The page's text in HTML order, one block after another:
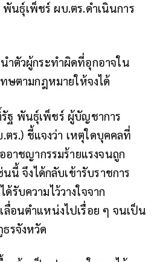
นธุ์เพ็ชร์ ผบ.ตร.ดำเนินการ
ำตัวผู้กระทำผิดที่อุกอาจใน
ษตามกฎหมายให้จงได้
ฐ พันธุ์เพ็ชร์ ผู้บัญชาการ
ตร.) ชี้แจงว่า เหตุใดบุคคลที่
อาชญากรรมร้ายแรงจนถูก
นี้ จึงได้กลับเข้ารับราชการ
รับความไว้วางใจจาก
ลื่อนตำแหน่งไปเรื่อย ๆ จนเป็น
รจังหวัด